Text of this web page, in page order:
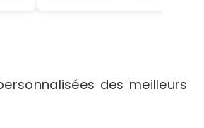
des meilleurs